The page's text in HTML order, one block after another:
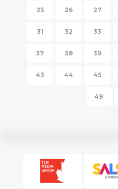
25 26 27
31 32 33
37 38 39
43 44 45
49